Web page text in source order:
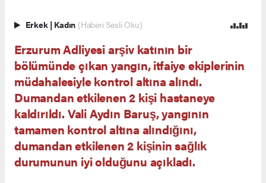
Erkek | Kadın (Haberi Sesli Oku)
Erzurum Adliyesi arşiv katının bir
bölümünde çıkan yangın, itfaiye ekiplerinin
müdahalesiyle kontrol altına alındı.
Dumandan etkilenen 2 kişi hastaneye
kaldırıldı. Vali Aydın Baruş, yangının
tamamen kontrol altına alındığını,
dumandan etkilenen 2 kişinin sağlık
durumunun iyi olduğunu açıkladı.